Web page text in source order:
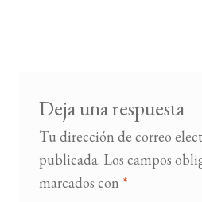
Deja una respuesta
Tu dirección de correo
publicada. Los campos
marcados con *